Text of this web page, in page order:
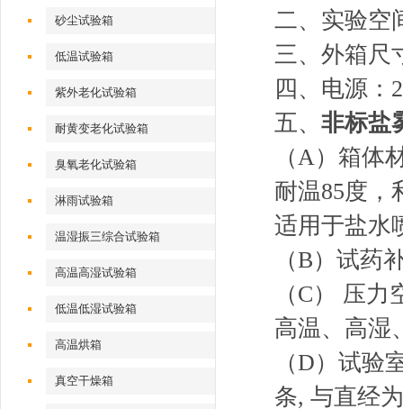
砂尘试验箱
低温试验箱
紫外老化试验箱
耐黄变老化试验箱
臭氧老化试验箱
淋雨试验箱
温湿振三综合试验箱
高温高湿试验箱
低温低湿试验箱
高温烘箱
真空干燥箱
二、实验空
三、外箱尺
四、电源
五、 非标盐
（A）箱体
耐温85度，
适用于盐水
（B）试药
（C） 压
高温、高湿
（D）试验
条, 与直经为